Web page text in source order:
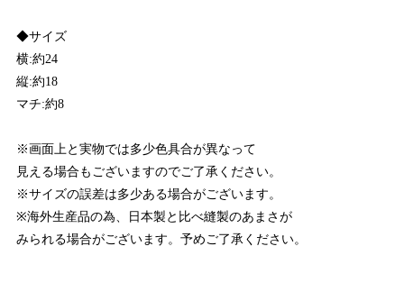
◆サイズ
横:約24
縦:約18
マチ:約8
※画面上と実物では多少色具合が異なって
見える場合もございますのでご了承ください。
※サイズの誤差は多少ある場合がございます。
※海外生産品の為、日本製と比べ縫製のあまさが
みられる場合がございます。予めご了承ください。